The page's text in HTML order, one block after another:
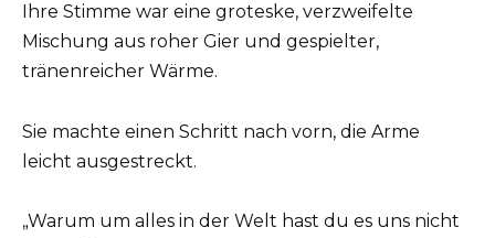
Ihre Stimme war eine groteske, verzweifelte
Mischung aus roher Gier und gespielter,
tränenreicher Wärme.
Sie machte einen Schritt nach vorn, die Arme
leicht ausgestreckt.
„Warum um alles in der Welt hast du es uns nicht